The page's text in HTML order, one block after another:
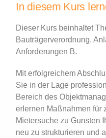
In diesem Kurs
Dieser Kurs beinhaltet
Bauträgerverordnung,
Anforderungen B.
Mit erfolgreichem
Sie in der Lage
Bereich des
erlernen Maßnahmen für
Mietersuche zu Gunsten
neu zu strukturieren und